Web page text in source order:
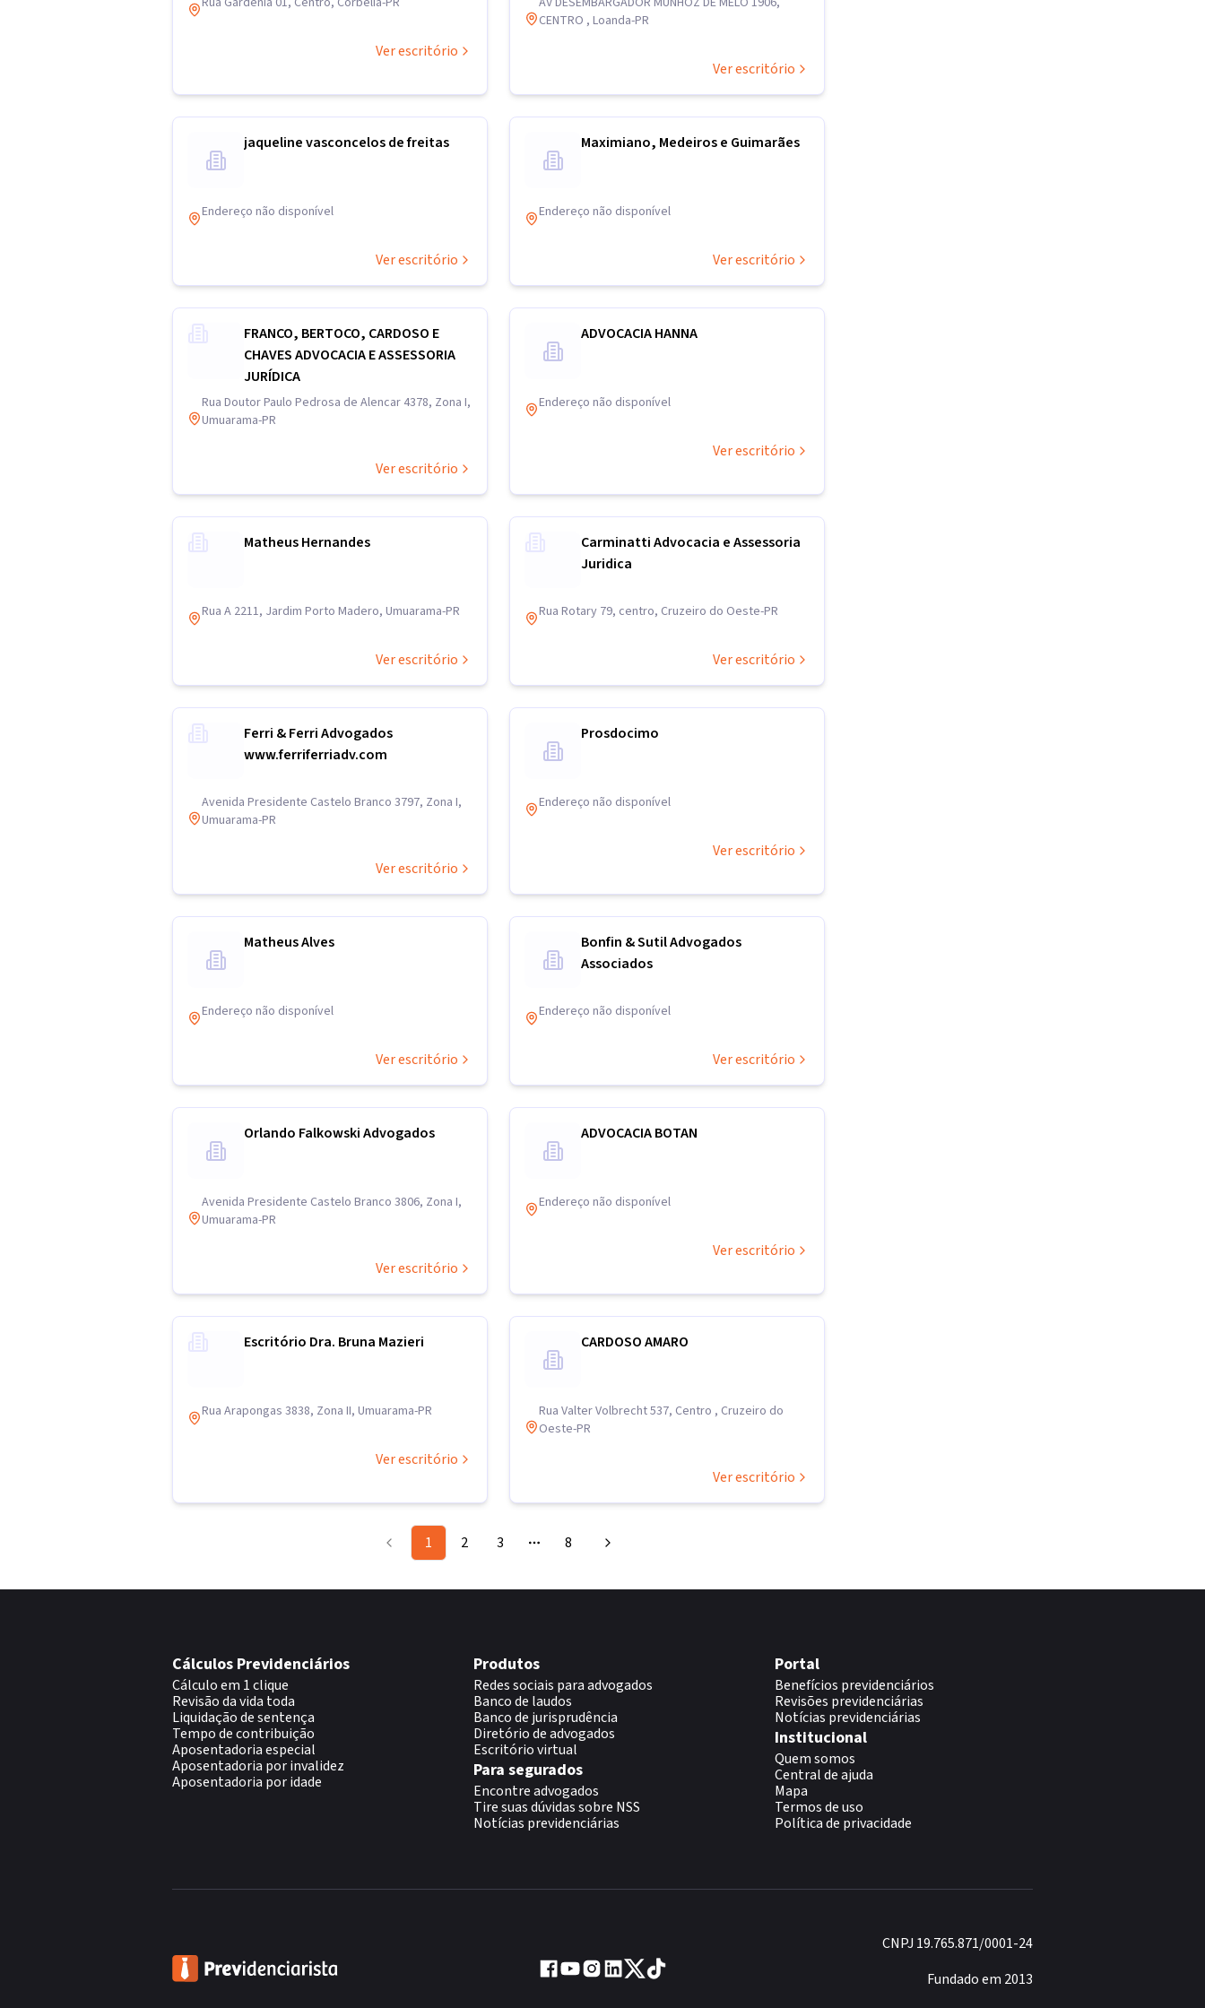
Ver escritório
CENTRO , Loanda-PR
Ver escritório
jaqueline vasconcelos de freitas
Endereço não disponível
Ver escritório
Maximiano, Medeiros e Guimarães
Endereço não disponível
Ver escritório
FRANCO, BERTOCO, CARDOSO E
CHAVES ADVOCACIA E ASSESSORIA
JURÍDICA
Rua Doutor Paulo Pedrosa de Alencar 4378, Zona I,
Umuarama-PR
Ver escritório
ADVOCACIA HANNA
Endereço não disponível
Ver escritório
Matheus Hernandes
Rua A 2211, Jardim Porto Madero, Umuarama-PR
Ver escritório
Carminatti Advocacia e Assessoria
Juridica
Rua Rotary 79, centro, Cruzeiro do Oeste-PR
Ver escritório
Ferri & Ferri Advogados
www.ferriferriadv.com
Avenida Presidente Castelo Branco 3797, Zona I,
Umuarama-PR
Ver escritório
Prosdocimo
Endereço não disponível
Ver escritório
Matheus Alves
Endereço não disponível
Ver escritório
Bonfin & Sutil Advogados
Associados
Endereço não disponível
Ver escritório
Orlando Falkowski Advogados
Avenida Presidente Castelo Branco 3806, Zona I,
Umuarama-PR
Ver escritório
ADVOCACIA BOTAN
Endereço não disponível
Ver escritório
Escritório Dra. Bruna Mazieri
Rua Arapongas 3838, Zona II, Umuarama-PR
Ver escritório
CARDOSO AMARO
Rua Valter Volbrecht 537, Centro , Cruzeiro do
Oeste-PR
Ver escritório
1 2 3 More pages
8
Cálculos Previdenciários
Cálculo em 1 clique
Revisão da vida toda
Liquidação de sentença
Tempo de contribuição
Aposentadoria especial
Aposentadoria por invalidez
Aposentadoria por idade
Produtos
Redes sociais para advogados
Banco de laudos
Banco de jurisprudência
Diretório de advogados
Escritório virtual
Para segurados
Encontre advogados
Tire suas dúvidas sobre NSS
Notícias previdenciárias
Portal
Benefícios previdenciários
Revisões previdenciárias
Notícias previdenciárias
Institucional
Quem somos
Central de ajuda
Mapa
Termos de uso
Política de privacidade
CNPJ 19.765.871/0001-24
Fundado em 2013